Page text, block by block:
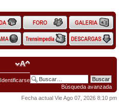
Búsqueda avanzada
Identificarse
Fecha actual Vie Ago 07, 2026 8:10 pm